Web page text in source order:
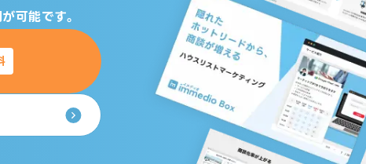
可能です。